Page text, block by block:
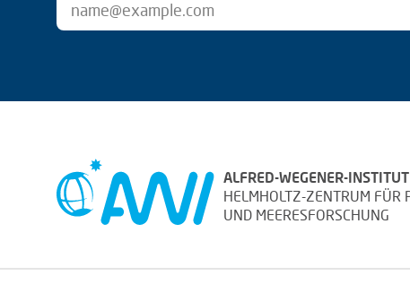
ALFRED-WEGENER-INSTITUT
HELMHOLTZ-ZENTRUM FÜR
UND MEERESFORSCHUNG